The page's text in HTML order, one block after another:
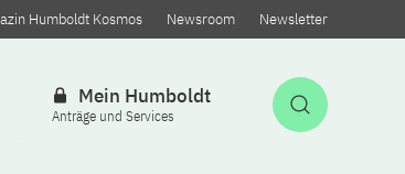
Humboldt Kosmos Newsroom Newsletter
Mein Humboldt
Anträge und Services